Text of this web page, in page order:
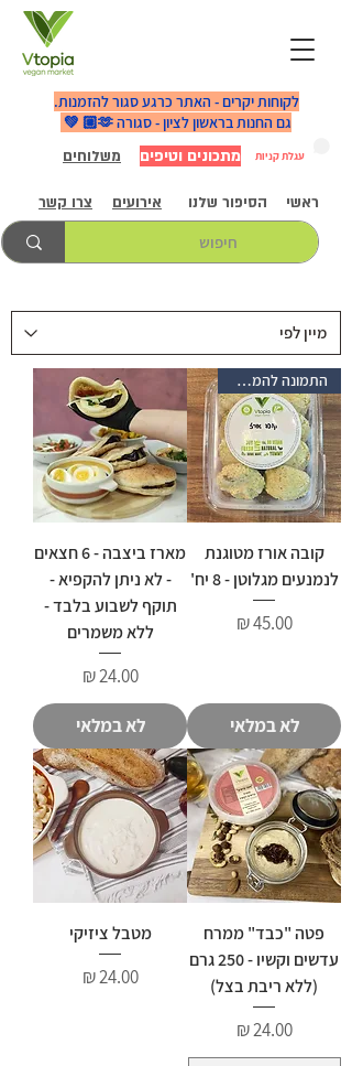
עגלת קניות
אירועים הסיפור שלנו
משלוחים
צרו קשר
מתכונים וטיפים
לקוחות יקרים - האתר כרגע סגור להזמנות.
גם החנות בראשון לציון - סגורה 🫶🏼 💚
ראשי
התמונה להמחשה
קובה אורז מטוגנת
לנמנעים מגלוטן - 8 יח'
מחיר‏45.00 ‏₪
לא במלאי
מארז ביצבה - 6 חצאים
- לא ניתן להקפיא -
תוקף לשבוע בלבד -
ללא משמרים
מחיר‏24.00 ‏₪
לא במלאי
פטה "כבד" ממרח
עדשים וקשיו - 250 גרם
(ללא ריבת בצל)
מחיר‏24.00 ‏₪
מטבל ציזיקי
מחיר‏24.00 ‏₪